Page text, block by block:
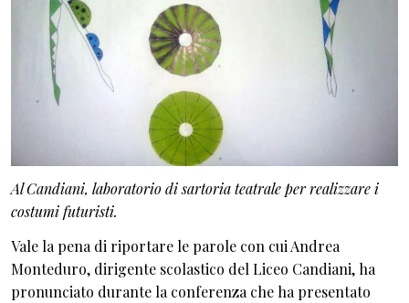
Al Candiani, laboratorio di sartoria teatrale per realizzare i
costumi futuristi.
Vale la pena di riportare le parole con cui Andrea
Monteduro, dirigente scolastico del Liceo Candiani, ha
pronunciato durante la conferenza che ha presentato